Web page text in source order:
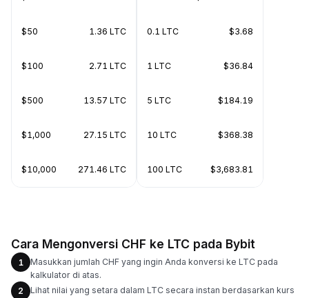
$50 1.36 LTC
$100 2.71 LTC
$500 13.57 LTC
$1,000 27.15 LTC
$10,000 271.46 LTC
0.1 LTC $3.68
1 LTC $36.84
5 LTC $184.19
10 LTC $368.38
100 LTC $3,683.81
Cara Mengonversi CHF ke LTC pada Bybit
1
Masukkan jumlah CHF yang ingin Anda konversi ke LTC pada
kalkulator di atas.
2
Lihat nilai yang setara dalam LTC secara instan berdasarkan kurs